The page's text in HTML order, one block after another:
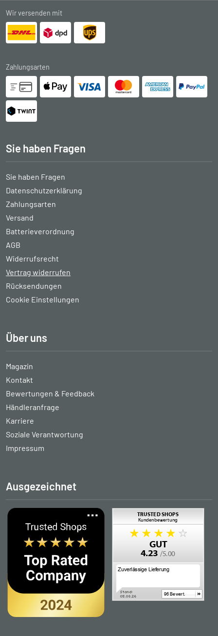
Wir versenden mit
Zahlungsarten
Sie haben Fragen
Sie haben Fragen
Datenschutzerklärung
Zahlungsarten
Versand
Batterieverordnung
AGB
Widerrufsrecht
Vertrag widerrufen
Rücksendungen
Cookie Einstellungen
Über uns
Magazin
Kontakt
Bewertungen & Feedback
Händleranfrage
Karriere
Soziale Verantwortung
Impressum
Ausgezeichnet